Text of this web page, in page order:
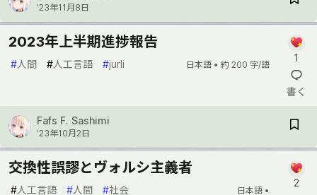
’23年11月8日
2023年上半期進捗報告
#人間 #人工言語 #jurli 日本語 • 約 200 字/語
1
書く
Fafs F. Sashimi
’23年10月2日
交換性誤謬とヴォルシ主義者
#人工言語 #人間 #社会
日本語 •
2